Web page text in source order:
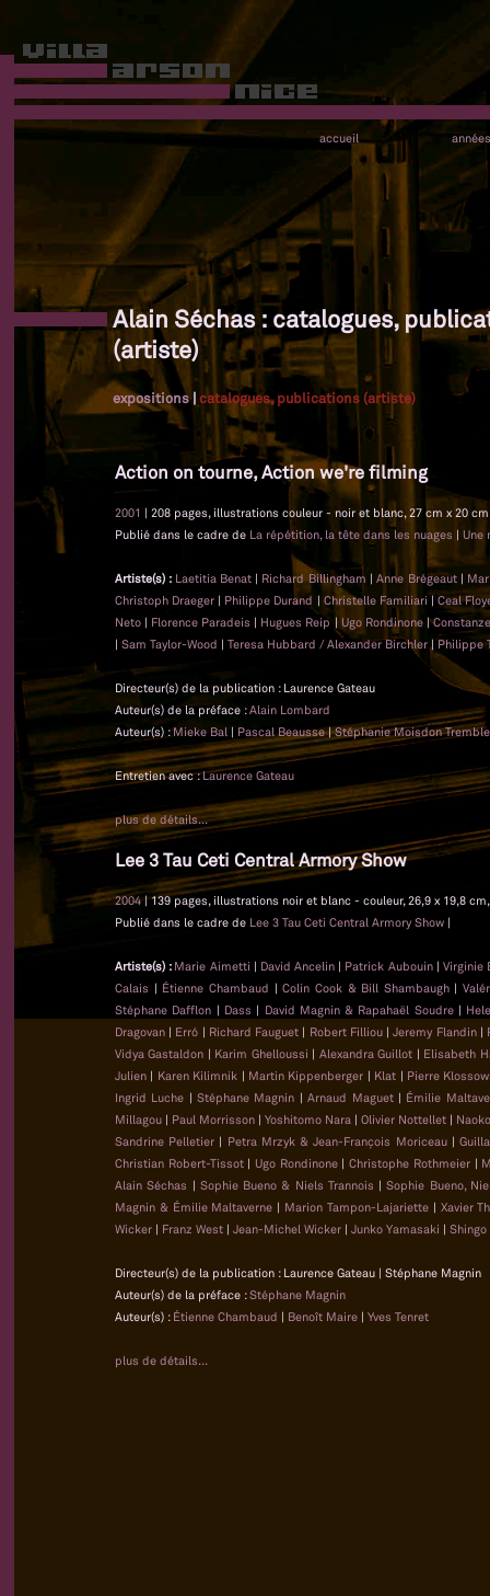
accueil années
Alain Séchas : catalogues,
(artiste)
expositions|catalogues, publications (artiste)
Action on tourne, Action we're filming
2001 | 208 pages, illustrations couleur - noir et blanc, 27 cm x 20
Publié dans le cadre de La répétition, la tête dans les nuages | Une
Artiste(s) : Laetitia Benat| Richard Billingham |Anne Brégeaut|
Christoph Draeger | Philippe Durand | Christelle Familiari| Ceal
Neto | Florence Paradeis | Hugues Reip | Ugo Rondinone|
| Sam Taylor-Wood | Teresa Hubbard / Alexander Birchler| Philippe
Directeur(s) de la publication : Laurence Gateau
Auteur(s) de la préface :Alain Lombard
Auteur(s) :Mieke Bal | Pascal Beausse|Stéphanie Moisdon
Entretien avec :Laurence Gateau
plus de détails...
Lee 3 Tau Ceti Central Armory Show
2004| 139 pages, illustrations noir et blanc - couleur, 26,9 x 19,8
Publié dans le cadre de Lee 3 Tau Ceti Central Armory Show |
Artiste(s) : Marie Aimetti | David Ancelin | Patrick Aubouin| Virginie
Calais | Étienne Chambaud |Colin Cook & Bill Shambaugh|
Stéphane Dafflon | Dass | David Magnin & Rapahaël Soudre|
Dragovan | Erró | Richard Fauguet | Robert Filliou|Jeremy Flandin|
Vidya Gastaldon | Karim Ghelloussi | Alexandra Guillot | Elisabeth
Julien | Karen Kilimnik | Martin Kippenberger | Klat | Pierre
Ingrid Luche |Stéphane Magnin |Arnaud Maguet| Émilie
Millagou | Paul Morrisson | Yoshitomo Nara | Olivier Nottellet |
Sandrine Pelletier | Petra Mrzyk & Jean-François Moriceau|
Christian Robert-Tissot| Ugo Rondinone|Christophe Rothmeier|
Alain Séchas | Sophie Bueno & Niels Trannois |Sophie Bueno,
Magnin & Émilie Maltaverne | Marion Tampon-Lajariette| Xavier
Wicker | Franz West | Jean-Michel Wicker | Junko Yamasaki | Shingo
Directeur(s) de la publication : Laurence Gateau | Stéphane Magnin
Auteur(s) de la préface :Stéphane Magnin
Auteur(s) : Étienne Chambaud | Benoît Maire | Yves Tenret
plus de détails...